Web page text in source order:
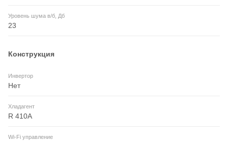
Уровень шума в/б, Дб
23
Конструкция
Инвертор
Нет
Хладагент
R 410A
Wi-Fi управление